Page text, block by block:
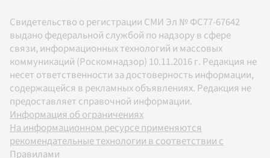
Свидетельство о регистрации СМИ Эл № ФС77-67642
выдано федеральной службой по надзору в сфере
связи, информационных технологий и массовых
коммуникаций (Роскомнадзор) 10.11.2016 г. Редакция не
несет ответственности за достоверность информации,
содержащейся в рекламных объявлениях. Редакция не
предоставляет справочной информации.
Информация об ограничениях
На информационном ресурсе применяются
рекомендательные технологии в соответствии с
Правилами